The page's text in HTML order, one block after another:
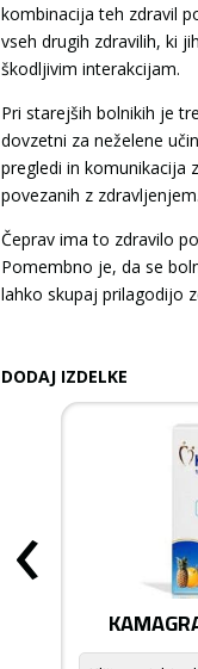
kombinacija teh zdravil
vseh drugih zdravilih, ki
škodljivim interakcijam.
Pri starejših bolnikih je
dovzetni za neželene
pregledi in komunikacija
povezanih z zdravljenjem.
Čeprav ima to zdravilo
Pomembno je, da se
lahko skupaj prilagodijo
DODAJ IZDELKE
‹